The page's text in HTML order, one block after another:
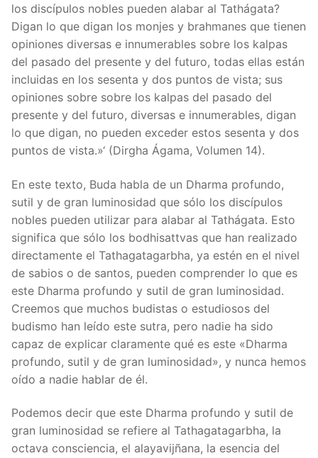
los discípulos nobles pueden alabar al Tathágata?
Digan lo que digan los monjes y brahmanes que tienen
opiniones diversas e innumerables sobre los kalpas
del pasado del presente y del futuro, todas ellas están
incluidas en los sesenta y dos puntos de vista; sus
opiniones sobre sobre los kalpas del pasado del
presente y del futuro, diversas e innumerables, digan
lo que digan, no pueden exceder estos sesenta y dos
puntos de vista.»‘ (Dirgha Ágama, Volumen 14).
En este texto, Buda habla de un Dharma profundo,
sutil y de gran luminosidad que sólo los discípulos
nobles pueden utilizar para alabar al Tathágata. Esto
significa que sólo los bodhisattvas que han realizado
directamente el Tathagatagarbha, ya estén en el nivel
de sabios o de santos, pueden comprender lo que es
este Dharma profundo y sutil de gran luminosidad.
Creemos que muchos budistas o estudiosos del
budismo han leído este sutra, pero nadie ha sido
capaz de explicar claramente qué es este «Dharma
profundo, sutil y de gran luminosidad», y nunca hemos
oído a nadie hablar de él.
Podemos decir que este Dharma profundo y sutil de
gran luminosidad se refiere al Tathagatagarbha, la
octava consciencia, el alayavijñana, la esencia del